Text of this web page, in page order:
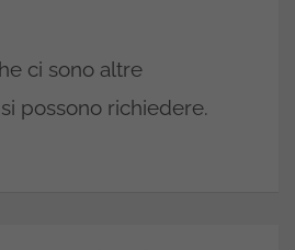
ci sono altre
possono richiedere.